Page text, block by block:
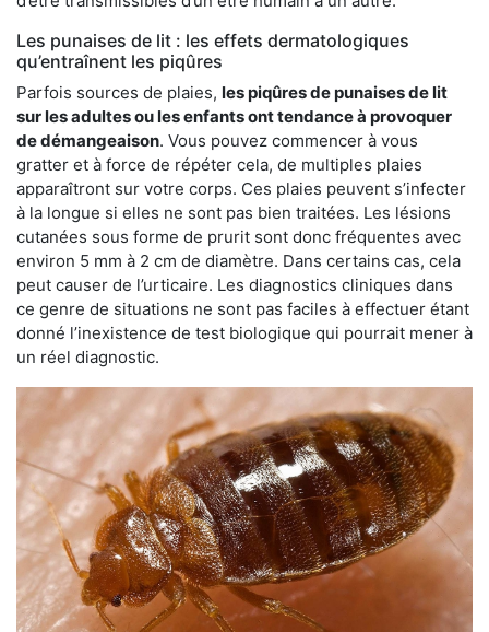
Les punaises de lit : les effets dermatologiques
qu’entraînent les piqûres
Parfois sources de plaies, les piqûres de punaises de lit
sur les adultes ou les enfants ont tendance à provoquer
de démangeaison. Vous pouvez commencer à vous
gratter et à force de répéter cela, de multiples plaies
apparaîtront sur votre corps. Ces plaies peuvent s’infecter
à la longue si elles ne sont pas bien traitées. Les lésions
cutanées sous forme de prurit sont donc fréquentes avec
environ 5 mm à 2 cm de diamètre. Dans certains cas, cela
peut causer de l’urticaire. Les diagnostics cliniques dans
ce genre de situations ne sont pas faciles à effectuer étant
donné l’inexistence de test biologique qui pourrait mener à
un réel diagnostic.